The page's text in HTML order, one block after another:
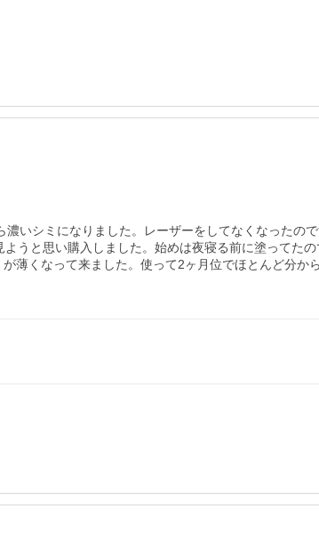
いシミになりました。レーザーをしてなくなったの
うと思い購入しました。始めは夜寝る前に塗ってた
薄くなって来ました。使って2ヶ月位でほとんど分